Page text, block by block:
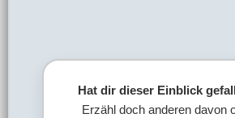
Hat dir dieser Einblick
Erzähl doch anderen davon